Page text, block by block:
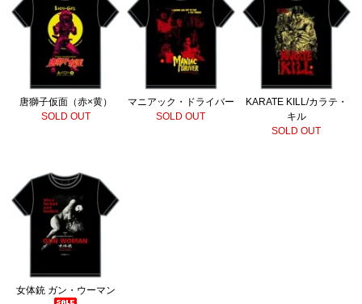
唐獅子仮面（赤×黄）
SOLD OUT
マニアック・ドライバー
SOLD OUT
KARATE KILL/カラテ・
キル
SOLD OUT
女体銃 ガン・ウーマン